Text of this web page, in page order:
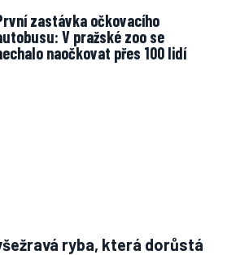
zastávka očkovacího
V pražské zoo se
naočkovat přes 100 lidí
ryba, která dorůstá